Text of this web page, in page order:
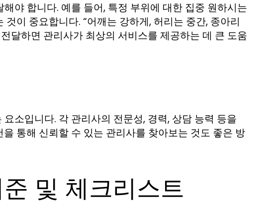
야 합니다. 예를 들어, 특정 부위에 대한 집중 원하시는
이 중요합니다. “어깨는 강하게, 허리는 중간, 종아리
달하면 관리사가 최상의 서비스를 제공하는 데 큰 도움
소입니다. 각 관리사의 전문성, 경력, 상담 능력 등을
통해 신뢰할 수 있는 관리사를 찾아보는 것도 좋은 방
및 체크리스트